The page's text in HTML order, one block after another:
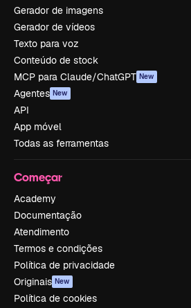
Gerador de imagens
Gerador de vídeos
Texto para voz
Conteúdo de stock
MCP para Claude/ChatGPT New
Agentes New
API
App móvel
Todas as ferramentas
Começar
Academy
Documentação
Atendimento
Termos e condições
Política de privacidade
Originais New
Política de cookies